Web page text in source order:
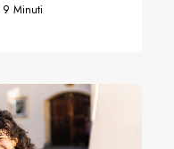
9 Minuti